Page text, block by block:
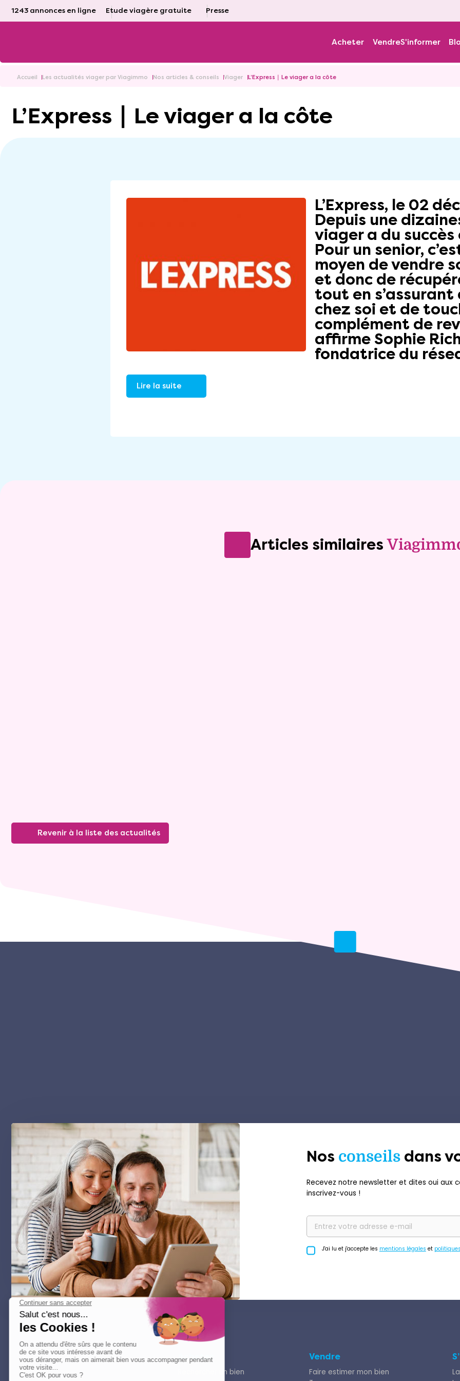
1243 annonces en ligne Etude viagère gratuite Presse
Acheter VendreS'informer
Accueil Les actualités viager par Viagimmo Nos articles & conseils Viager L’Express ∣ Le viager a la côte
L’Express ∣ Le viager a la côte
L’Express, le 02
Depuis une
viager a du succès
Pour un senior,
moyen de vendre
et donc de
tout en s’assurant
chez soi et de
complément de
affirme Sophie
fondatrice du
Lire la suite
Articles similaires
Revenir à la liste des actualités
Nos conseils dans
Recevez notre newsletter et dites oui aux
inscrivez-vous !
J'ai lu et j'accepte les mentions légales et
Acheter
Rechercher un bien
Vendre
Faire estimer mon bien